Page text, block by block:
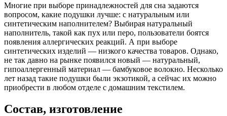
Многие при выборе принадлежностей для сна задаются
вопросом, какие подушки лучше: с натуральным или
синтетическим наполнителем? Выбирая натуральный
наполнитель, такой как пух или перо, пользователи боятся
появления аллергических реакций. А при выборе
синтетических изделий — низкого качества товаров. Однако,
не так давно на рынке появился новый — натуральный,
гипоаллергенный материал — бамбуковое волокно. Несколько
лет назад такие подушки были экзотикой, а сейчас их можно
приобрести в любом отделе с домашним текстилем.
Состав, изготовление